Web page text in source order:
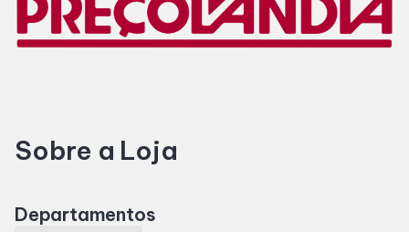
Horários
Cinema
Sobre a Loja
Departamentos